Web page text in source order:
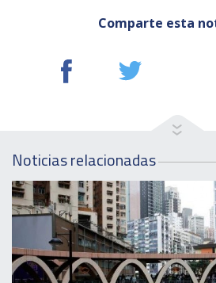
Comparte esta
Noticias relacionadas